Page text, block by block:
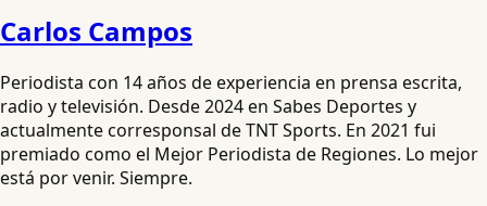
Carlos Campos
Periodista con 14 años de experiencia en prensa escrita,
radio y televisión. Desde 2024 en Sabes Deportes y
actualmente corresponsal de TNT Sports. En 2021 fui
premiado como el Mejor Periodista de Regiones. Lo mejor
está por venir. Siempre.